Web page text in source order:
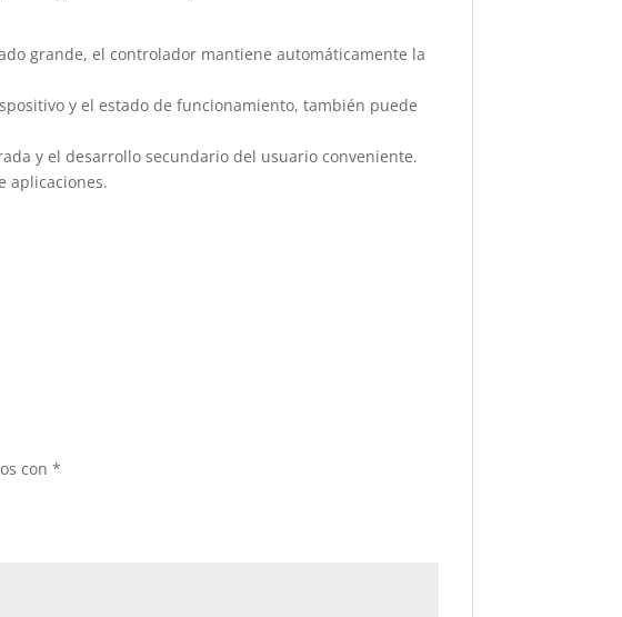
grande, el controlador mantiene automáticamente la
y el estado de funcionamiento, también puede
y el desarrollo secundario del usuario conveniente.
aplicaciones.
con*